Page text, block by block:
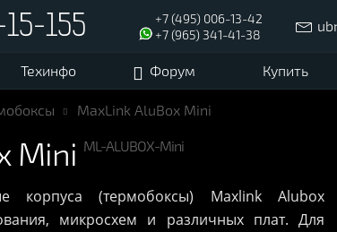
15-155
+7 (495) 006-13-42
+7 (965) 341-41-38
Техинфо Форум Купить
MaxLink AluBox Mini
Mini ML-ALUBOX-Mini
корпуса (термобоксы) Maxlink Alubox
микросхем и различных плат. Для